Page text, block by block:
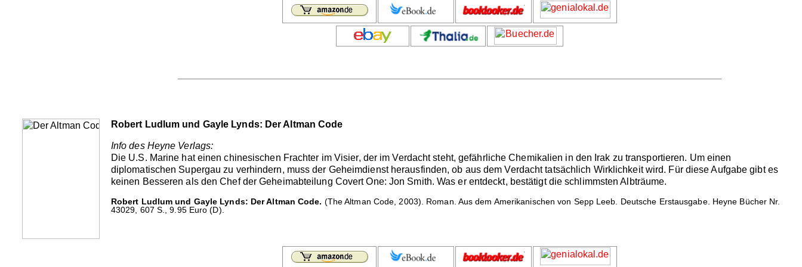
Robert Ludlum und Gayle Lynds: Der Altman Code
Info des Heyne Verlags:
Die U.S. Marine hat einen chinesischen Frachter im Visier, der im Verdacht steht, gefährliche Chemikalien in den Irak zu transportieren. Um einen
diplomatischen Supergau zu verhindern, muss der Geheimdienst herausfinden, ob aus dem Verdacht tatsächlich Wirklichkeit wird. Für diese Aufgabe gibt es
keinen Besseren als den Chef der Geheimabteilung Covert One: Jon Smith. Was er entdeckt, bestätigt die schlimmsten Albträume.
Robert Ludlum und Gayle Lynds: Der Altman Code. (The Altman Code, 2003). Roman. Aus dem Amerikanischen von Sepp Leeb. Deutsche Erstausgabe. Heyne Bücher Nr.
43029, 607 S., 9.95 Euro (D).